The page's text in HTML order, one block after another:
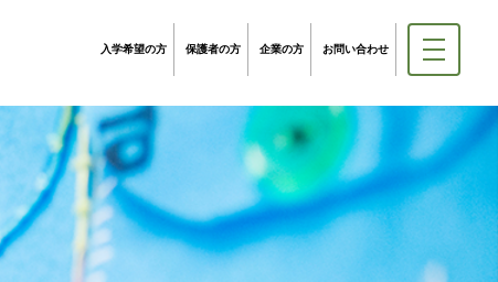
入学希望の方 保護者の方 企業の方 お問い合わせ